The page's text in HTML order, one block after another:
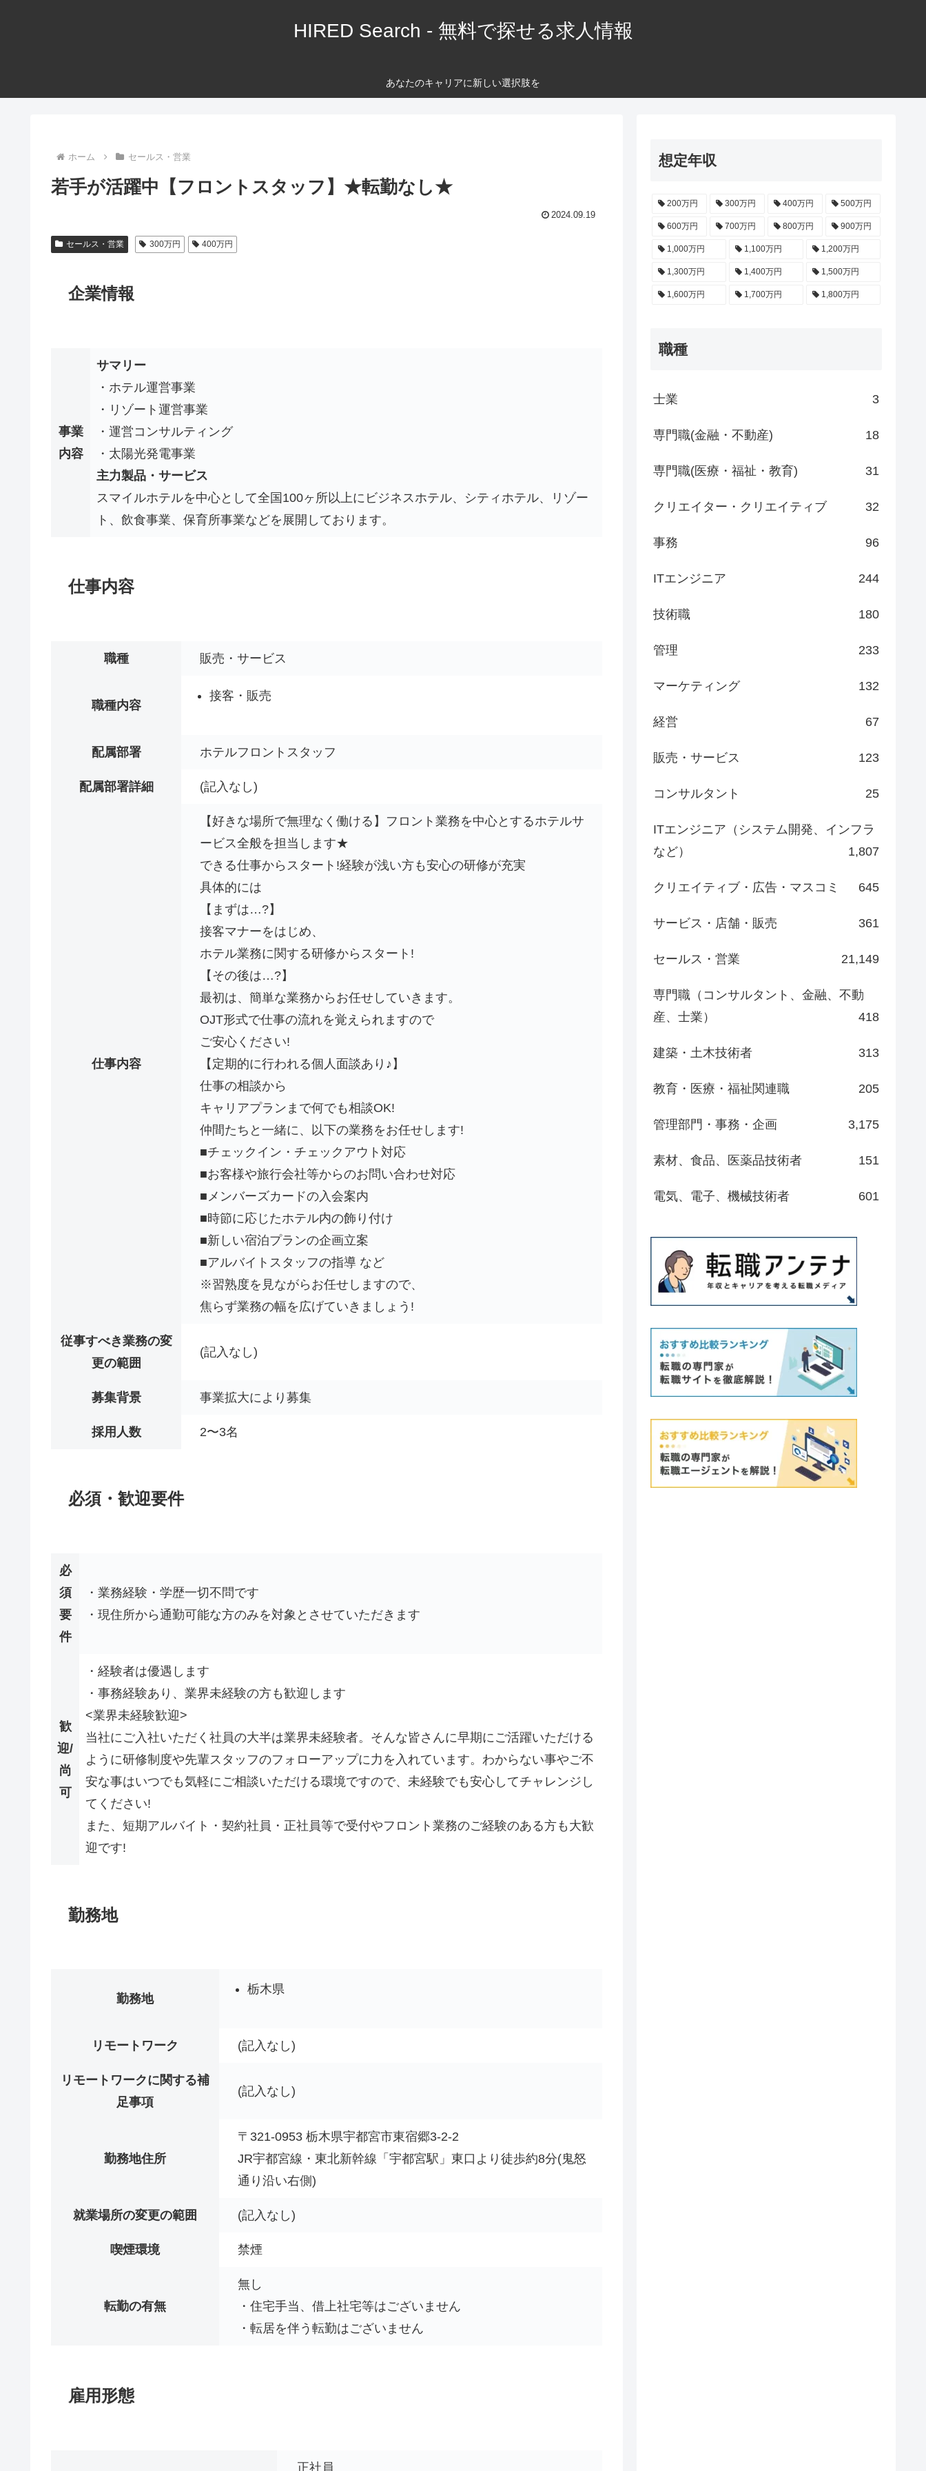
HIRED Search - 無料で探せる求人情報
あなたのキャリアに新しい選択肢を
ホーム セールス・営業
若手が活躍中【フロントスタッフ】★転勤なし★
2024.09.19
セールス・営業 300万円 400万円
企業情報
事業
内容
サマリー
・ホテル運営事業
・リゾート運営事業
・運営コンサルティング
・太陽光発電事業
主力製品・サービス
スマイルホテルを中心として全国100ヶ所以上にビジネスホテル、シティホテル、リゾー
ト、飲食事業、保育所事業などを展開しております。
仕事内容
職種 販売・サービス
職種内容
接客・販売
配属部署 ホテルフロントスタッフ
配属部署詳細 (記入なし)
仕事内容
【好きな場所で無理なく働ける】フロント業務を中心とするホテルサ
ービス全般を担当します★
できる仕事からスタート!経験が浅い方も安心の研修が充実
具体的には
【まずは…?】
接客マナーをはじめ、
ホテル業務に関する研修からスタート!
【その後は…?】
最初は、簡単な業務からお任せしていきます。
OJT形式で仕事の流れを覚えられますので
ご安心ください!
【定期的に行われる個人面談あり♪】
仕事の相談から
キャリアプランまで何でも相談OK!
仲間たちと一緒に、以下の業務をお任せします!
■チェックイン・チェックアウト対応
■お客様や旅行会社等からのお問い合わせ対応
■メンバーズカードの入会案内
■時節に応じたホテル内の飾り付け
■新しい宿泊プランの企画立案
■アルバイトスタッフの指導 など
※習熟度を見ながらお任せしますので、
焦らず業務の幅を広げていきましょう!
従事すべき業務の変
更の範囲
(記入なし)
募集背景 事業拡大により募集
採用人数 2〜3名
必須・歓迎要件
必
須
要
件
・業務経験・学歴一切不問です
・現住所から通勤可能な方のみを対象とさせていただきます
歓
迎/
尚
可
・経験者は優遇します
・事務経験あり、業界未経験の方も歓迎します
<業界未経験歓迎>
当社にご入社いただく社員の大半は業界未経験者。そんな皆さんに早期にご活躍いただける
ように研修制度や先輩スタッフのフォローアップに力を入れています。わからない事やご不
安な事はいつでも気軽にご相談いただける環境ですので、未経験でも安心してチャレンジし
てください!
また、短期アルバイト・契約社員・正社員等で受付やフロント業務のご経験のある方も大歓
迎です!
勤務地
勤務地
栃木県
リモートワーク (記入なし)
リモートワークに関する補
足事項
(記入なし)
勤務地住所
〒321-0953 栃木県宇都宮市東宿郷3-2-2
JR宇都宮線・東北新幹線「宇都宮駅」東口より徒歩約8分(鬼怒
通り沿い右側)
就業場所の変更の範囲 (記入なし)
喫煙環境 禁煙
転勤の有無
無し
・住宅手当、借上社宅等はございません
・転居を伴う転勤はございません
雇用形態
正社員
想定年収
200万円 300万円 400万円 500万円
600万円 700万円 800万円 900万円
1,000万円 1,100万円 1,200万円
1,300万円 1,400万円 1,500万円
1,600万円 1,700万円 1,800万円
職種
士業 3
専門職(金融・不動産) 18
専門職(医療・福祉・教育) 31
クリエイター・クリエイティブ 32
事務 96
ITエンジニア 244
技術職 180
管理 233
マーケティング 132
経営 67
販売・サービス 123
コンサルタント 25
ITエンジニア（システム開発、インフラ
など）
1,807
クリエイティブ・広告・マスコミ 645
サービス・店舗・販売 361
セールス・営業 21,149
専門職（コンサルタント、金融、不動
産、士業）
418
建築・土木技術者 313
教育・医療・福祉関連職 205
管理部門・事務・企画 3,175
素材、食品、医薬品技術者 151
電気、電子、機械技術者 601